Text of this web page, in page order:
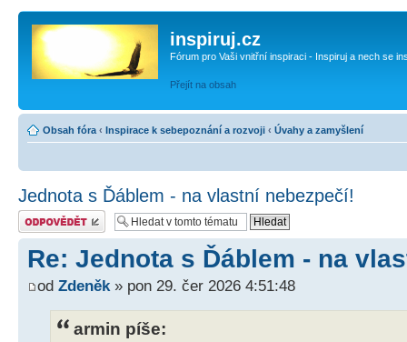
inspiruj.cz
Fórum pro Vaši vnitřní inspiraci - Inspiruj a nech se
Přejít na obsah
Obsah fóra ‹ Inspirace k sebepoznání a rozvoji ‹ Úvahy a zamyšlení
Jednota s Ďáblem - na vlastní nebezpečí!
Odeslat odpověď
Re: Jednota s Ďáblem - na
od Zdeněk» pon 29. čer 2026 4:51:48
armin píše: